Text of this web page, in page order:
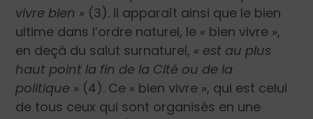
vivre bien » (3). Il apparaît ainsi que le bien
ultime dans l’ordre naturel, le « bien vivre »,
en deçà du salut surnaturel, « est au plus
haut point la fin de la Cité ou de la
politique » (4). Ce « bien vivre », qui est celui
de tous ceux qui sont organisés en une